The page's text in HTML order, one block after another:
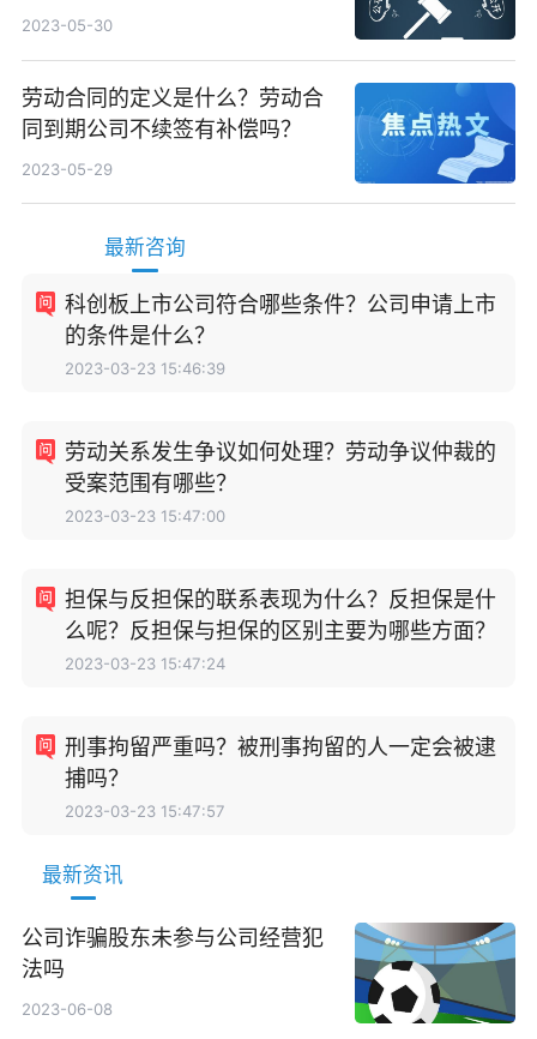
类
2023-05-30
劳动合同的定义是什么？劳动合
同到期公司不续签有补偿吗？
2023-05-29
最新咨询
科创板上市公司符合哪些条件？公司申请上市
的条件是什么？
2023-03-23 15:46:39
劳动关系发生争议如何处理？劳动争议仲裁的
受案范围有哪些？
2023-03-23 15:47:00
担保与反担保的联系表现为什么？反担保是什
么呢？反担保与担保的区别主要为哪些方面？
2023-03-23 15:47:24
刑事拘留严重吗？被刑事拘留的人一定会被逮
捕吗？
2023-03-23 15:47:57
最新资讯
公司诈骗股东未参与公司经营犯
法吗
2023-06-08